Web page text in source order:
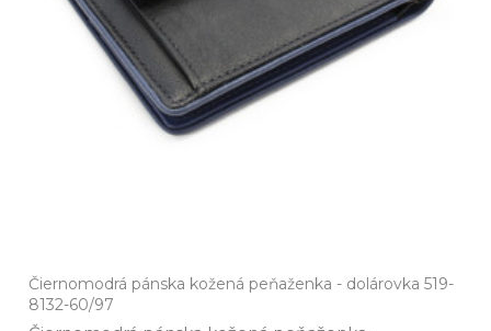
Čiernomodrá pánska kožená peňaženka - dolárovka 519-
8132-60/97